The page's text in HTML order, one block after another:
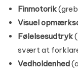
Finmotorik
Visuel
Følelsesudtryk
svært at
Vedholdenhed